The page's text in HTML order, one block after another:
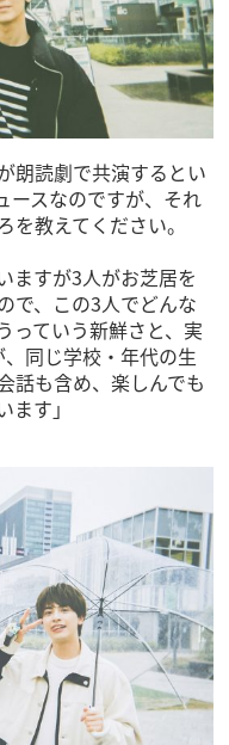
朗読劇で共演するとい
ースなのですが、それ
教えてください。
ますが3人がお芝居を
で、この3人でどんな
っていう新鮮さと、実
同じ学校・年代の生
話も含め、楽しんでも
す」